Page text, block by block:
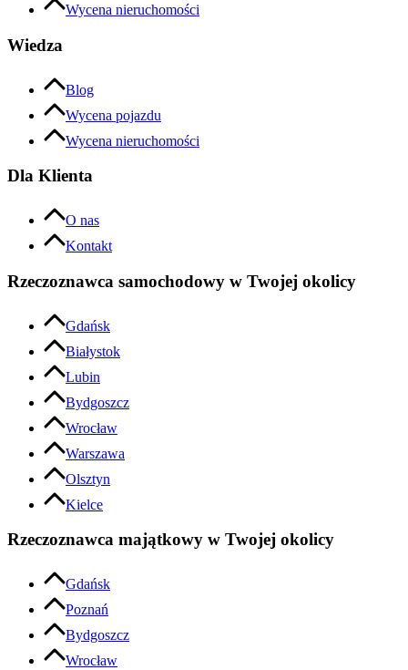
Wycena nieruchomości
Wiedza
Blog
Wycena pojazdu
Wycena nieruchomości
Dla Klienta
O nas
Kontakt
Rzeczoznawca samochodowy w Twojej okolicy
Gdańsk
Białystok
Lubin
Bydgoszcz
Wrocław
Warszawa
Olsztyn
Kielce
Rzeczoznawca majątkowy w Twojej okolicy
Gdańsk
Poznań
Bydgoszcz
Wrocław